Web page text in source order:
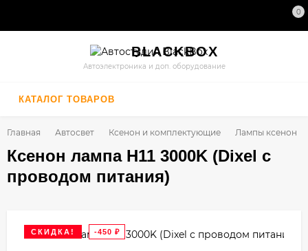
0
BLACKBOX
Автоэлектроника и доп. оборудование
КАТАЛОГ ТОВАРОВ
Главная Автосвет Ксенон и комплектующие Лампы ксенон
Ксенон лампа H11 3000K (Dixel с
проводом питания)
СКИДКА! -450 ₽